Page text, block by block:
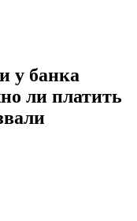
у банка
ли платить